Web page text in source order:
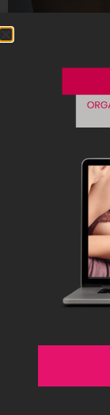
Beaucoup
faire pour bien
Pourtant, l’art
hommes. Les
initiatrices et
à leurs
pensent qu’il